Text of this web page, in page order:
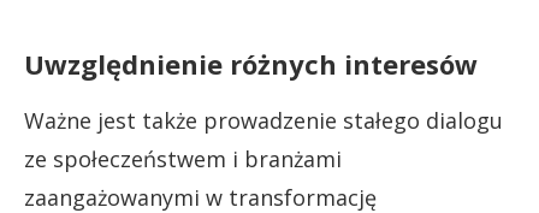
Uwzględnienie różnych interesów
Ważne jest także prowadzenie stałego dialogu
ze społeczeństwem i branżami
zaangażowanymi w transformację